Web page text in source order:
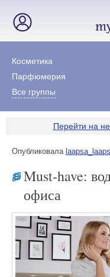
Косметика
Парфюмерия
Все группы
Перейти на
Опубликовала
Must-have:
офиса